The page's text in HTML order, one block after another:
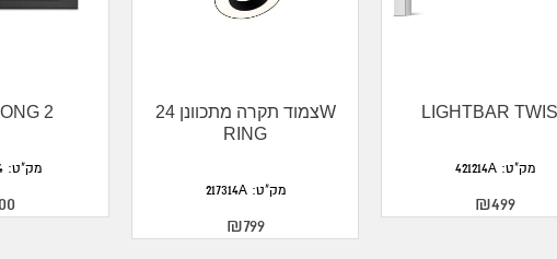
2
מק"ט: FA-417214
צמוד תקרה מתכוונן 24W
RING
מק"ט: 217314A
₪799
LIGHTBAR
מק"ט: 421214A
₪499